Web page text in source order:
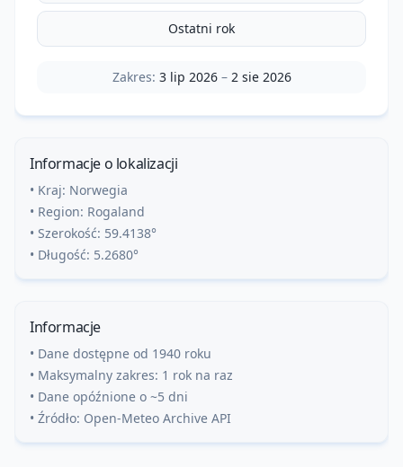
Ostatni rok
Zakres: 3 lip 2026– 2 sie 2026
Informacje o lokalizacji
• Kraj: Norwegia
• Region: Rogaland
• Szerokość: 59.4138°
• Długość: 5.2680°
Informacje
• Dane dostępne od 1940 roku
• Maksymalny zakres: 1 rok na raz
• Dane opóźnione o ~5 dni
• Źródło: Open-Meteo Archive API